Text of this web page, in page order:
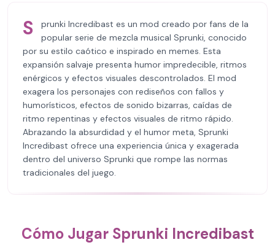
S
prunki Incredibast es un mod creado por fans de la
popular serie de mezcla musical Sprunki, conocido
por su estilo caótico e inspirado en memes. Esta
expansión salvaje presenta humor impredecible, ritmos
enérgicos y efectos visuales descontrolados. El mod
exagera los personajes con rediseños con fallos y
humorísticos, efectos de sonido bizarras, caídas de
ritmo repentinas y efectos visuales de ritmo rápido.
Abrazando la absurdidad y el humor meta, Sprunki
Incredibast ofrece una experiencia única y exagerada
dentro del universo Sprunki que rompe las normas
tradicionales del juego.
Cómo Jugar Sprunki Incredibast